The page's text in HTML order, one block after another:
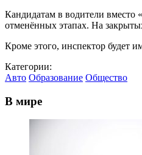
Кандидатам в водители вместо
отменённых этапах. На
Кроме этого, инспектор будет
Категории:
Авто Образование Общество
В мире